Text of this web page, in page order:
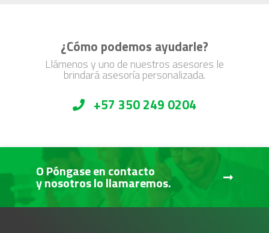
¿Cómo podemos ayudarle?
Llámenos y uno de nuestros asesores le
brindará asesoría personalizada.
+57 350 249 0204
O Póngase en contacto
y nosotros lo llamaremos.